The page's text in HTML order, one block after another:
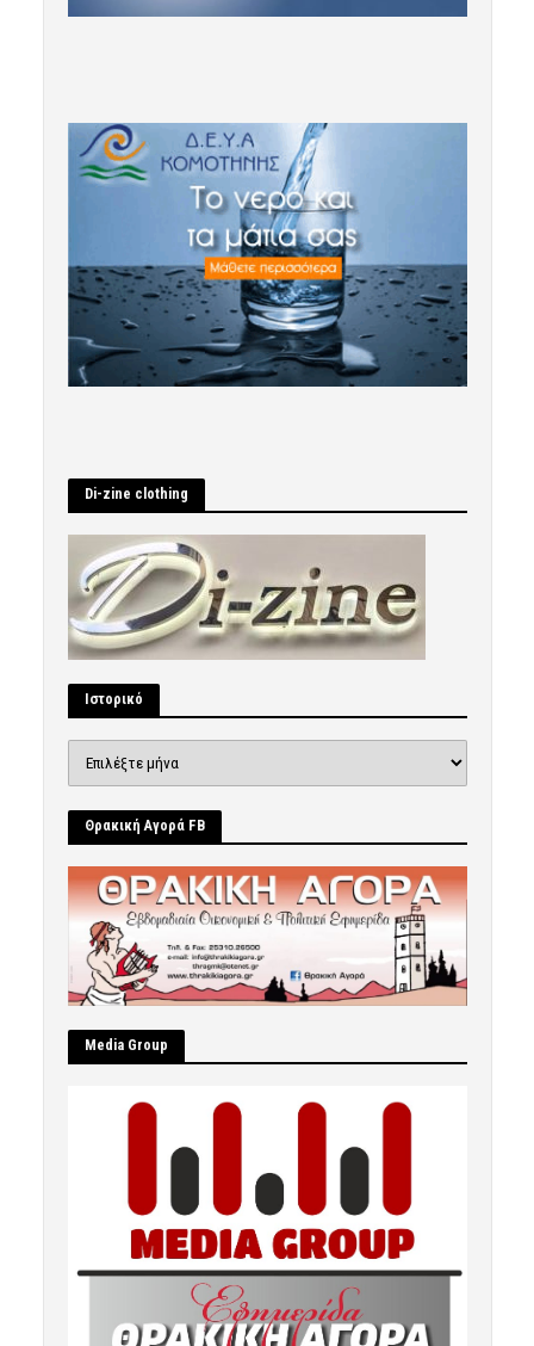
Di-zine clothing
Ιστορικό
Θρακική Αγορά FB
Μedia Group